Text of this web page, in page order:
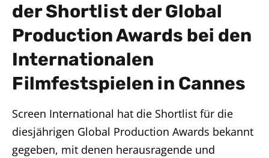
der Shortlist der Global
Production Awards bei den
Internationalen
Filmfestspielen in Cannes
Screen International hat die Shortlist für die
diesjährigen Global Production Awards bekannt
gegeben, mit denen herausragende und